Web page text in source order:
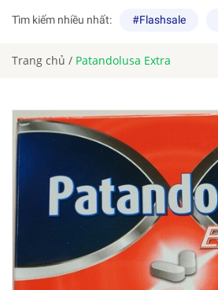
Tìm kiếm nhiều nhất: #Flashsale
Trang chủ / Patandolusa Extra